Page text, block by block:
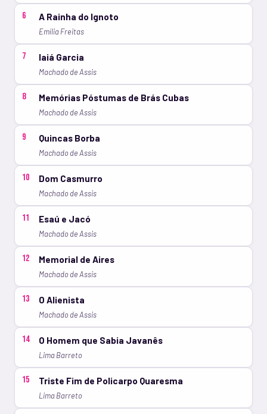
6 A Rainha do Ignoto
Emília Freitas
7 Iaiá Garcia
Machado de Assis
8 Memórias Póstumas de Brás Cubas
Machado de Assis
9 Quincas Borba
Machado de Assis
10 Dom Casmurro
Machado de Assis
11 Esaú e Jacó
Machado de Assis
12 Memorial de Aires
Machado de Assis
13 O Alienista
Machado de Assis
14 O Homem que Sabia Javanês
Lima Barreto
15 Triste Fim de Policarpo Quaresma
Lima Barreto